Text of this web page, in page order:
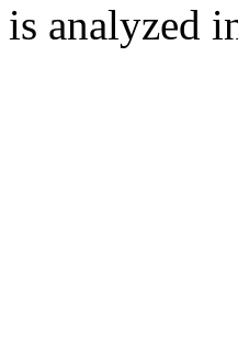
is analyzed